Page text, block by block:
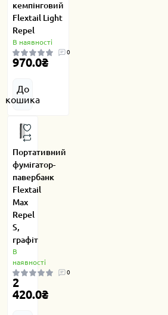
кемпінговий
Flextail Light
Repel
В наявності
0
970.0₴
До
кошика
Портативний
фумігатор-
павербанк
Flextail
Max
Repel
S,
графіт
В
наявності
0
2
420.0₴